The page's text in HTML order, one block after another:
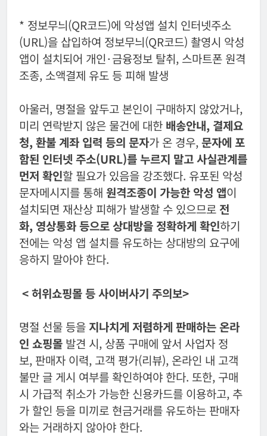
* 정보무늬(QR코드)에 악성앱 설치 인터넷주소
(URL)을 삽입하여 정보무늬(QR코드) 촬영시 악성
앱이 설치되어 개인･금융정보 탈취, 스마트폰 원격
조종, 소액결제 유도 등 피해 발생
아울러, 명절을 앞두고 본인이 구매하지 않았거나,
미리 연락받지 않은 물건에 대한 배송안내, 결제요
청, 환불 계좌 입력 등의 문자가 온 경우, 문자에 포
함된 인터넷 주소(URL)를 누르지 말고 사실관계를
먼저 확인할 필요가 있음을 강조했다. 유포된 악성
문자메시지를 통해 원격조종이 가능한 악성 앱이
설치되면 재산상 피해가 발생할 수 있으므로 전
화, 영상통화 등으로 상대방을 정확하게 확인하기
전에는 악성 앱 설치를 유도하는 상대방의 요구에
응하지 말아야 한다.
<허위쇼핑몰 등 사이버사기 주의보>
명절 선물 등을지나치게 저렴하게 판매하는 온라
인 쇼핑몰 발견 시, 상품 구매에 앞서 사업자 정
보, 판매자 이력, 고객 평가(리뷰), 온라인 내 고객
불만 글 게시 여부를 확인하여야 한다. 또한, 구매
시 가급적 취소가 가능한 신용카드를 이용하고, 추
가 할인 등을 미끼로 현금거래를 유도하는 판매자
와는 거래하지 않아야 한다.